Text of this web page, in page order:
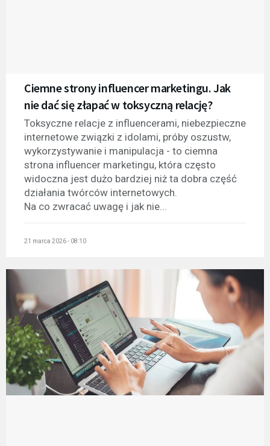
Ciemne strony influencer marketingu. Jak
nie dać się złapać w toksyczną relację?
Toksyczne relacje z influencerami, niebezpieczne
internetowe związki z idolami, próby oszustw,
wykorzystywanie i manipulacja - to ciemna
strona influencer marketingu, która często
widoczna jest dużo bardziej niż ta dobra część
działania twórców internetowych.
Na co zwracać uwagę i jak nie...
21 marca 2026 - 08:10